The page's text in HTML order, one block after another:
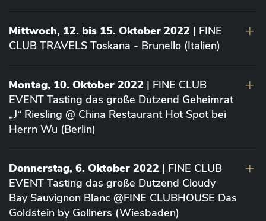
Mittwoch, 12. bis 15. Oktober 2022 | FINE
CLUB TRAVELS Toskana - Brunello (Italien)
Montag, 10. Oktober 2022 | FINE CLUB
EVENT Tasting das große Dutzend Geheimrat
„J“ Riesling @ China Restaurant Hot Spot bei
Herrn Wu (Berlin)
Donnerstag, 6. Oktober 2022 | FINE CLUB
EVENT Tasting das große Dutzend Cloudy
Bay Sauvignon Blanc @FINE CLUBHOUSE Das
Goldstein by Gollners (Wiesbaden)